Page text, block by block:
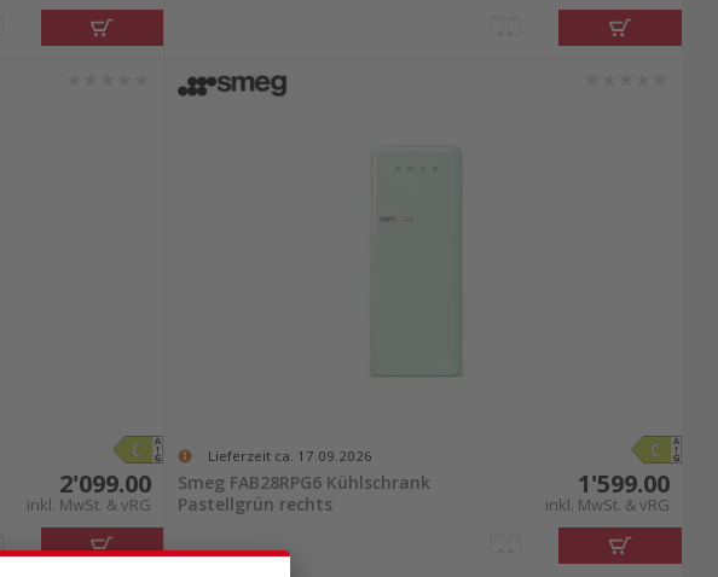
2'099.00
inkl. MwSt. & vRG
Lieferzeit ca. 17.09.2026
Smeg FAB28RPG6 Kühlschrank
Pastellgrün rechts
1'599.00
inkl. MwSt. & vRG